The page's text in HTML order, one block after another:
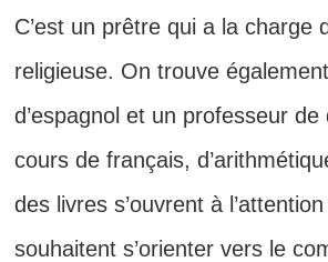
C’est un prêtre qui a la charge
religieuse. On trouve
d’espagnol et un professeur de
cours de français,
des livres s’ouvrent à
souhaitent s’orienter vers le